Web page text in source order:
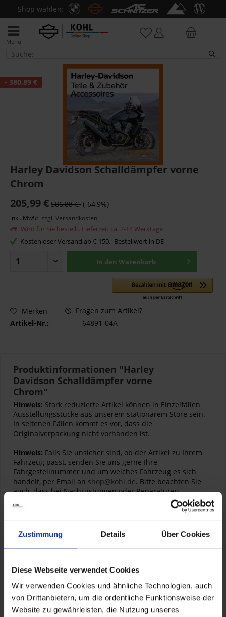
Zustimmung Details Über Cookies
Diese Webseite verwendet Cookies
Wir verwenden Cookies und ähnliche Technologien, auch
von Drittanbietern, um die ordentliche Funktionsweise der
Website zu gewährleisten, die Nutzung unseres
Shop wählen:
Menü
Fahrwerkverzierungen - Frontpartie
- 380,89 €
Harley Davidson Schalldämpfer vorne
Chrom
205,99 € 586,88 € (-64,9%)
inkl. MwSt. zzgl. Versandkosten
Wird für Sie bestellt. Lieferzeit ca. 7-14 Werktage
Kostenloser Versand ab € 150,- Bestellwert in DE
In den Warenkorb
Merken
Fragen zum Artikel?
Artikel-Nr.:
64891-04A
Produktinformationen "Harley
Davidson Schalldämpfer vorne
Chrom"
Hinweis: Stark reduzierte Artikel können in Einzelfällen
Ausstellungsstücke aus unserem stationärem Store sein.
In seltenen Fällen kommt es vor, dass die
Originalverpackung nicht vorhanden ist.
Hinweis: Falls Sie unsicher sind, ob der Artikel zu Ihrem
Fahrzeug passt, senden Sie uns gerne Ihre
Fahrgestellnummer und um welches Fahrzeug es sich
handelt, per Email an shop@kohl.de. Bitte beachten Sie
auch, dass bei Nachrüstungen oder Reparaturen
zusätzliche Teile erforderlich sein könnten. Dies prüfen
wir auch gerne für Sie.
Harley Davidson Schalldämpfer vorne Chrom für
Sportster XL 04-13 (HDI)
Artikelnummer:64891-04A